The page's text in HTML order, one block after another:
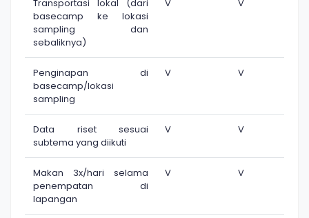
Transportasi lokal (dari
basecamp ke lokasi
sampling dan
sebaliknya)
V V
Penginapan di
basecamp/lokasi
sampling
V V
Data riset sesuai
subtema yang diikuti
V V
Makan 3x/hari selama
penempatan di
lapangan
V V